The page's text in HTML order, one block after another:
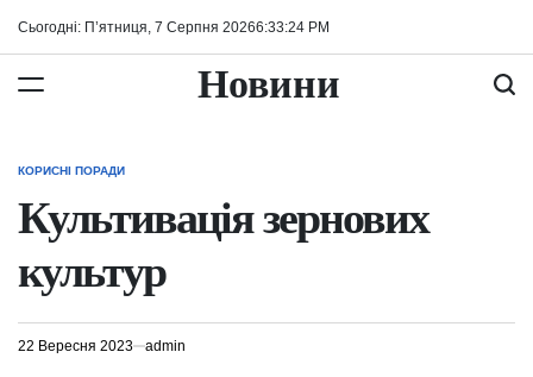
Сьогодні: П’ятниця, 7 Серпня 20266:33:25 PM
Новини
ОПУБЛІКУВАТИ
КОРИСНІ ПОРАДИ
Культивація зернових
культур
22 Вересня 2023 admin